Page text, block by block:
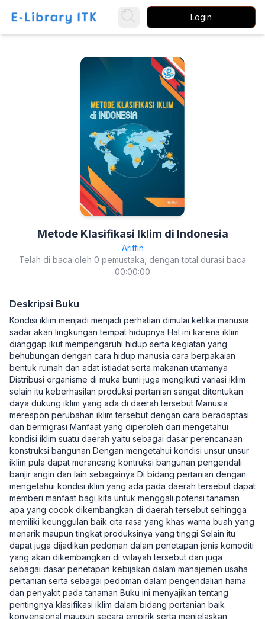
Login
Metode Klasifikasi Iklim di Indonesia
Ariffin
Telah di baca oleh 0 pemustaka, dengan total durasi baca
00:00:00
Deskripsi Buku
Kondisi iklim menjadi menjadi perhatian dimulai ketika manusia
sadar akan lingkungan tempat hidupnya Hal ini karena iklim
dianggap ikut mempengaruhi hidup serta kegiatan yang
behubungan dengan cara hidup manusia cara berpakaian
bentuk rumah dan adat istiadat serta makanan utamanya
Distribusi organisme di muka bumi juga mengikuti variasi iklim
selain itu keberhasilan produksi pertanian sangat ditentukan
daya dukung iklim yang ada di daerah tersebut Manusia
merespon perubahan iklim tersebut dengan cara beradaptasi
dan bermigrasi Manfaat yang diperoleh dari mengetahui
kondisi iklim suatu daerah yaitu sebagai dasar perencanaan
konstruksi bangunan Dengan mengetahui kondisi unsur unsur
iklim pula dapat merancang kontruksi bangunan pengendali
banjir angin dan lain sebagainya Di bidang pertanian dengan
mengetahui kondisi iklim yang ada pada daerah tersebut dapat
memberi manfaat bagi kita untuk menggali potensi tanaman
apa yang cocok dikembangkan di daerah tersebut sehingga
memiliki keunggulan baik cita rasa yang khas warna buah yang
menarik maupun tingkat produksinya yang tinggi Selain itu
dapat juga dijadikan pedoman dalam penetapan jenis komoditi
yang akan dikembangkan di wilayah tersebut dan juga
sebagai dasar penetapan kebijakan dalam manajemen usaha
pertanian serta sebagai pedoman dalam pengendalian hama
dan penyakit pada tanaman Buku ini menyajikan tentang
pentingnya klasifikasi iklim dalam bidang pertanian baik
konvensional maupun secara empirik serta menjelaskan